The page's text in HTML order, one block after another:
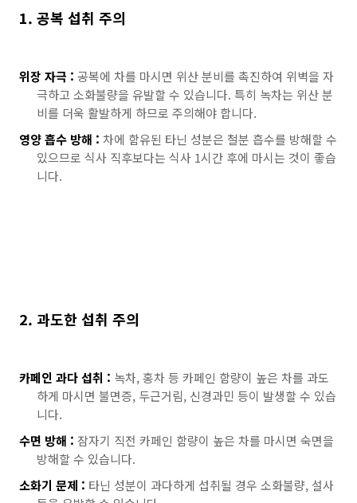
1. 공복 섭취 주의
위장 자극 : 공복에 차를 마시면 위산 분비를 촉진하여 위벽을 자
극하고 소화불량을 유발할 수 있습니다. 특히 녹차는 위산 분
비를 더욱 활발하게 하므로 주의해야 합니다.
영양 흡수 방해 : 차에 함유된 타닌 성분은 철분 흡수를 방해할 수
있으므로 식사 직후보다는 식사 1시간 후에 마시는 것이 좋습
니다.
2. 과도한 섭취 주의
카페인 과다 섭취 : 녹차, 홍차 등 카페인 함량이 높은 차를 과도
하게 마시면 불면증, 두근거림, 신경과민 등이 발생할 수 있습
니다.
수면 방해 : 잠자기 직전 카페인 함량이 높은 차를 마시면 숙면을
방해할 수 있습니다.
소화기 문제 : 타닌 성분이 과다하게 섭취될 경우 소화불량, 설사